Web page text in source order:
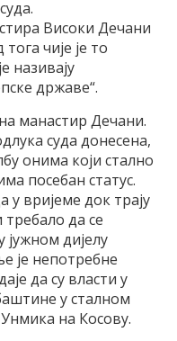
Високи Дечани
чије је то
називају
државе“.
манастир Дечани.
суда донесена,
онима који стално
посебан статус.
вријеме док трају
да се
дијелу
је непотребне
да су власти у
у сталном
на Косову.